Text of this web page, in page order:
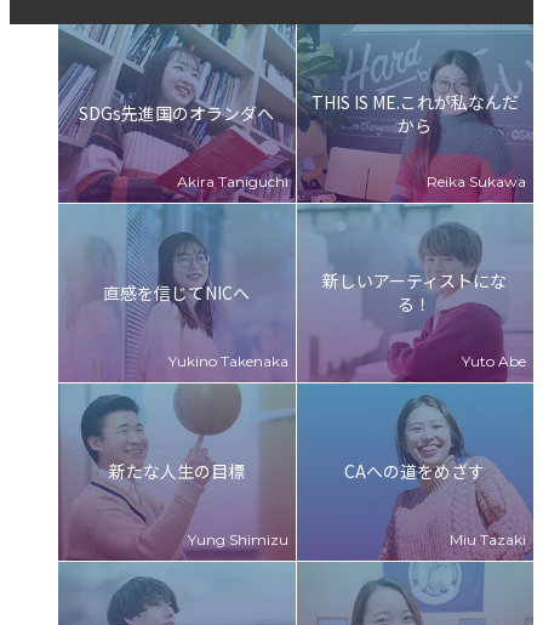
SDGs先進国のオランダへ
THIS IS ME.これが私なんだ
から
直感を信じてNICへ
新しいアーティストにな
る！
新たな⼈⽣の⽬標 CAへの道をめざす